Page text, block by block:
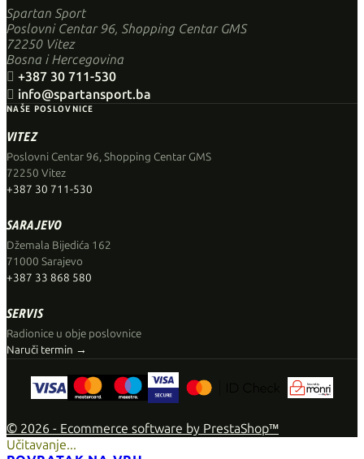
Spartan Sport
Poslovni Centar 96, Shopping Centar GMS
72250 Vitez
Bosna i Hercegovina
 +387 30 711-530
 info@spartansport.ba
NAŠE POSLOVNICE
VITEZ
Poslovni Centar 96, Shopping Centar GMS
72250 Vitez
+387 30 711-530
SARAJEVO
Džemala Bijedića 162
71000 Sarajevo
+387 33 868 580
SERVIS
Radionice u obje poslovnice
Naruči termin →
© 2026 - Ecommerce software by PrestaShop™
Učitavanje...